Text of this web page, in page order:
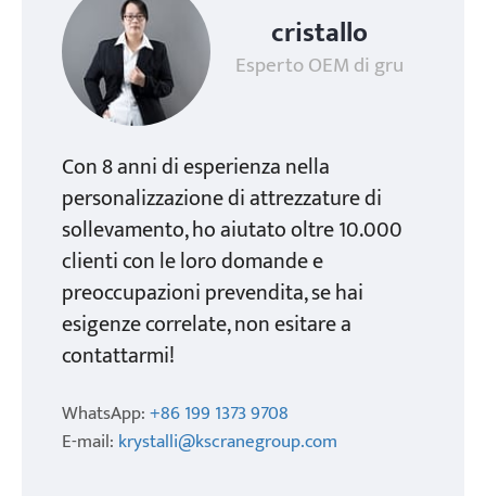
cristallo
Esperto OEM di gru
Con 8 anni di esperienza nella
personalizzazione di attrezzature di
sollevamento, ho aiutato oltre 10.000
clienti con le loro domande e
preoccupazioni prevendita, se hai
esigenze correlate, non esitare a
contattarmi!
WhatsApp:+86 199 1373 9708
E-mail: krystalli@kscranegroup.com